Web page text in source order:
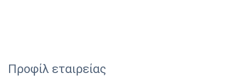
Προφίλ εταιρείας